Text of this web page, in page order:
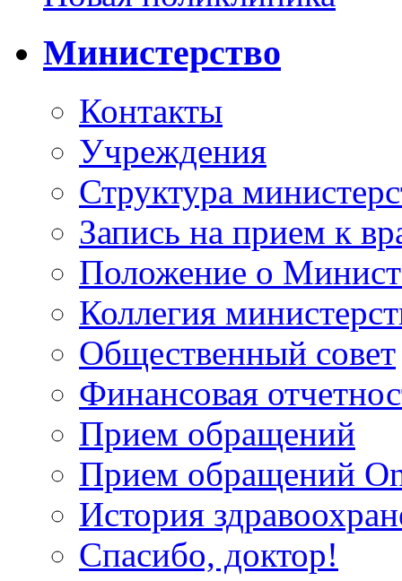
Министерство
Контакты
Учреждения
Структура
Запись на прием к
Положение о
Коллегия
Общественный совет
Финансовая
Прием обращений
Прием обращений
История
Спасибо, доктор!